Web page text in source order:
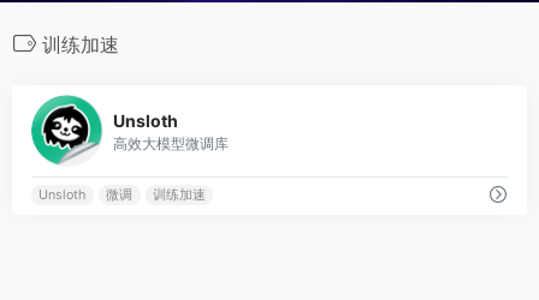
训练加速
Unsloth
高效大模型微调库
Unsloth 微调 训练加速